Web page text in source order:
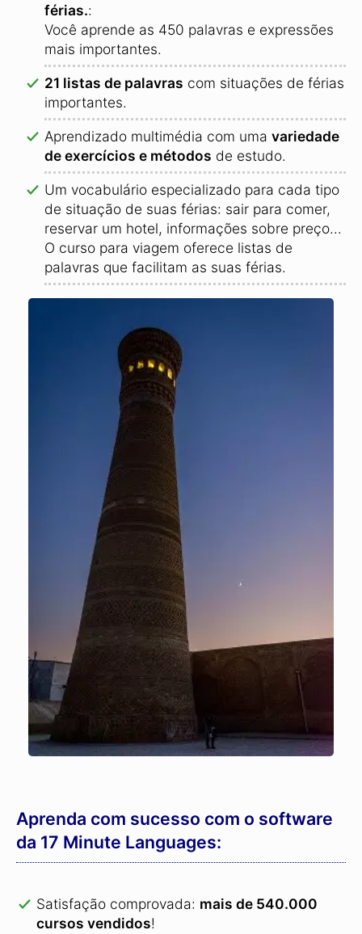
férias.:
Você aprende as 450 palavras e expressões
mais importantes.
21 listas de palavras com situações de férias
importantes.
Aprendizado multimédia com uma variedade
de exercícios e métodos de estudo.
Um vocabulário especializado para cada tipo
de situação de suas férias: sair para comer,
reservar um hotel, informações sobre preço...
O curso para viagem oferece listas de
palavras que facilitam as suas férias.
Aprenda com sucesso com o software
da 17 Minute Languages:
Satisfação comprovada: mais de 540.000
cursos vendidos!